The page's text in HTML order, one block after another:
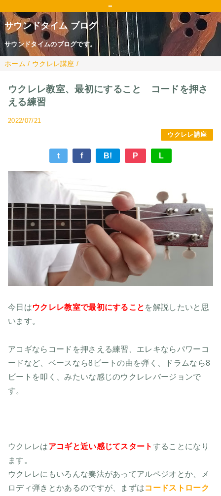
=
サウンドタイム ブログ
サウンドタイムのブログです。
ホーム / ウクレレ講座 /
ウクレレ教室、最初にすること コードを押さ
える練習
2022/07/21
ウクレレ講座
t f B! P L
今日はウクレレ教室で最初にすること を解説したいと思
います。
アコギならコードを押さえる練習、エレキならパワーコ
ードなど、ベースなら8ビートの曲を弾く、ドラムなら8
ビートを叩く、みたいな感じのウクレレバージョンで
す。
ウクレレはアコギと近い感じてスタート することになり
ます。
ウクレレにもいろんな奏法があってアルペジオとか、メ
ロディ弾きとかあるのですが、まずはコードストローク